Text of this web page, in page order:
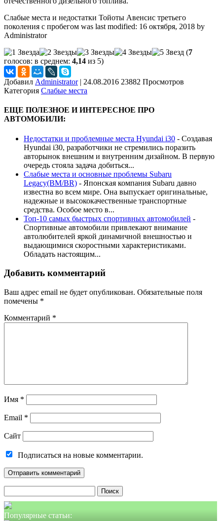
Слабые места и недостатки Тойоты Авенсис третьего
поколения с пробегом was last modified: 16 октября, 2018 by
Administrator
(7
голосов: в среднем: 4,14 из 5)
Добавил Administrator | 24.08.2016 23882 Просмотров
Категория Слабые места
ЕЩЕ ПОЛЕЗНОЕ И ИНТЕРЕСНОЕ ПРО
АВТОМОБИЛИ:
Недостатки и проблемные места Hyundai i30 - Создавая
Hyundai i30, разработчики не стремились поразить
авторынок внешним и внутренним дизайном. В первую
очередь стояла задача добиться...
Слабые места и основные проблемы Subaru
Legacy(BM/BR) - Японская компания Subaru давно
известна во всем мире. Она выпускает оригинальные,
надежные и высококачественные транспортные
средства. Особое место в...
Топ-10 самых быстрых спортивных автомобилей -
Спортивные автомобили привлекают внимание
автолюбителей яркой динамичной внешностью и
выдающимися скоростными характеристиками.
Обладать настоящим...
Добавить комментарий
Ваш адрес email не будет опубликован. Обязательные поля
помечены *
Комментарий *
Имя *
Email *
Сайт
Подписаться на новые комментарии.
Популярные статьи: